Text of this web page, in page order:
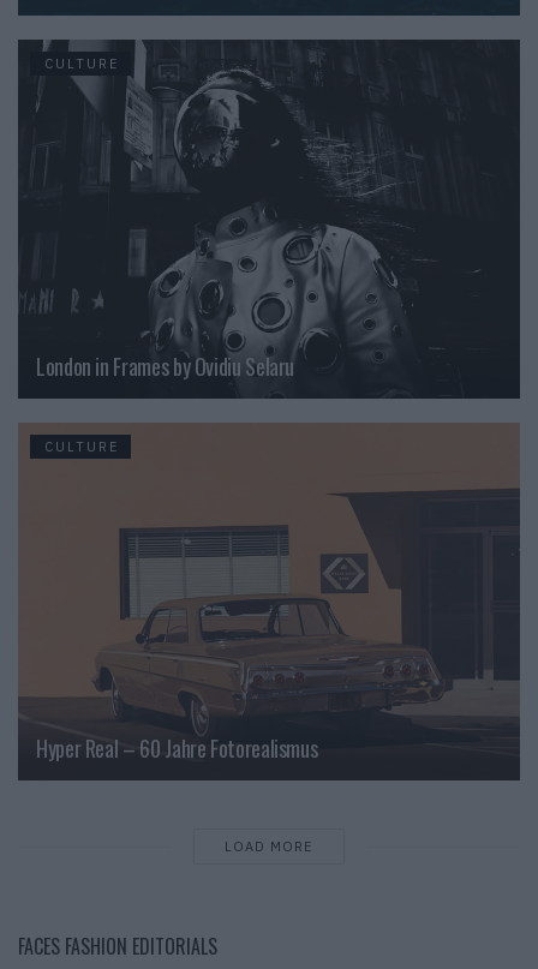
CULTURE
London in Frames by Ovidiu Selaru
CULTURE
Hyper Real – 60 Jahre Fotorealismus
LOAD MORE
FACES FASHION EDITORIALS